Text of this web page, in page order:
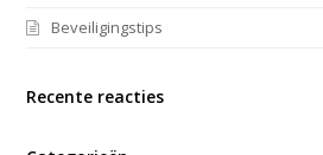
Beveiligingstips
Recente reacties